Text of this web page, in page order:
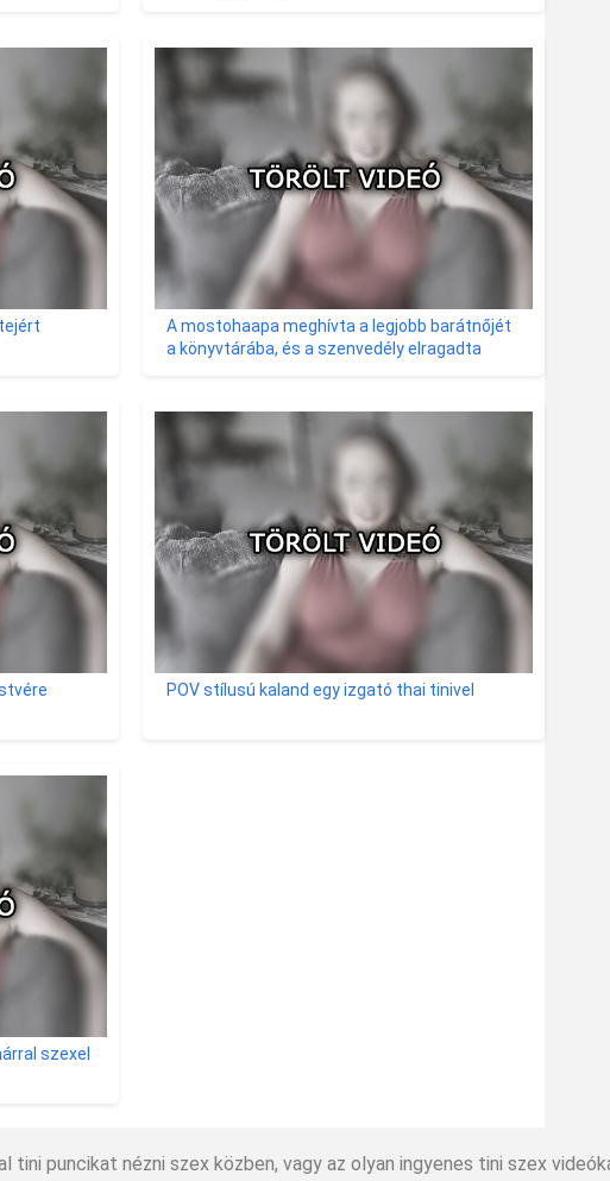
A mostohaapa meghívta a legjobb barátnőjét
a könyvtárába, és a szenvedély elragadta
POV stílusú kaland egy izgató thai tinivel
szexel
tini puncikat nézni szex közben, vagy az olyan ingyenes tini szex